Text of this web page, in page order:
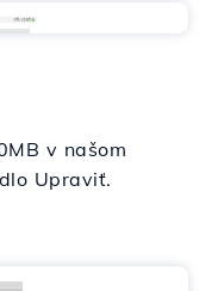
v našom
Upraviť.